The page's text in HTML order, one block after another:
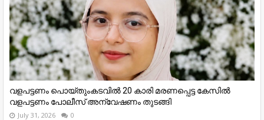
വളപട്ടണം പൊയ്തുംകടവിൽ 20 കാരി മരണപ്പെട്ട കേസിൽ
വളപട്ടണം പോലീസ് അന്വേഷണം തുടങ്ങി
July 31, 2026 0